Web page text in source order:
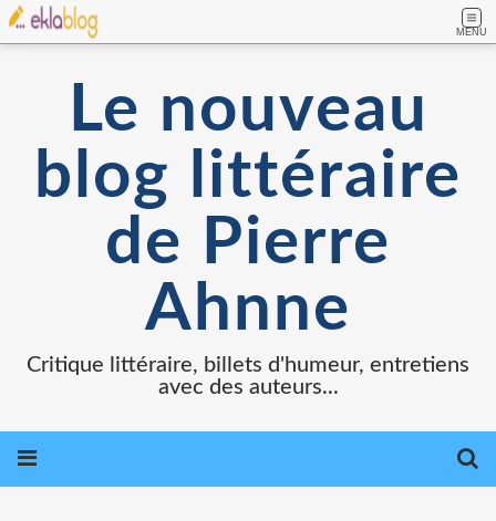
MENU
Le nouveau
blog littéraire
de Pierre
Ahnne
Critique littéraire, billets d'humeur, entretiens
avec des auteurs...